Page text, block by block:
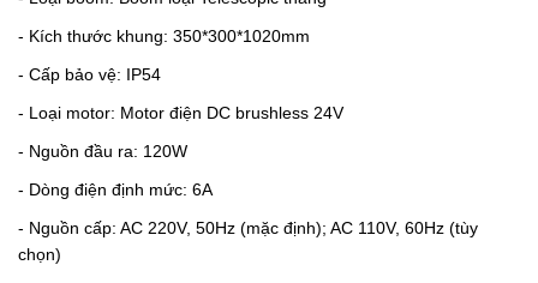
- Kích thước khung: 350*300*1020mm
- Cấp bảo vệ: IP54
- Loại motor: Motor điện DC brushless 24V
- Nguồn đầu ra: 120W
- Dòng điện định mức: 6A
- Nguồn cấp: AC 220V, 50Hz (mặc định); AC 110V, 60Hz (tùy
chọn)